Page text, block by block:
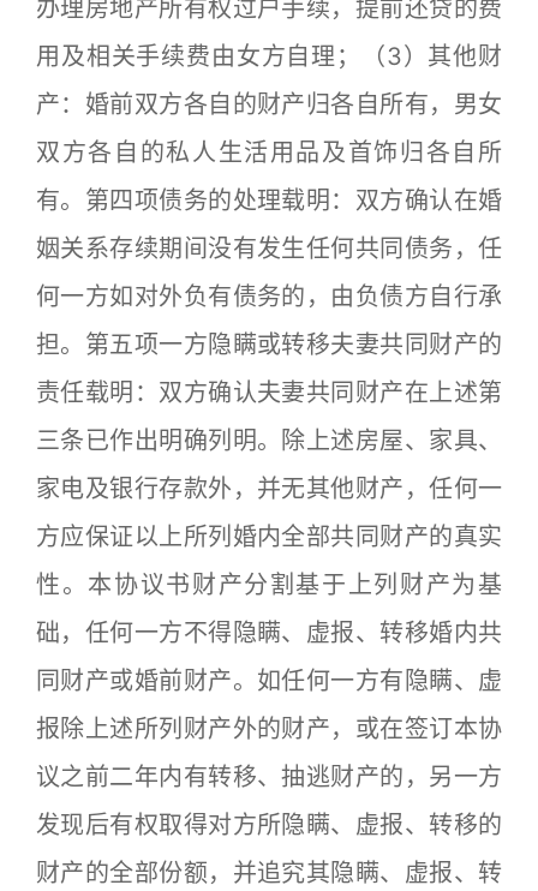
办理房地产所有权过户手续，提前还贷的费
用及相关手续费由女方自理；（3）其他财
产：婚前双方各自的财产归各自所有，男女
双方各自的私人生活用品及首饰归各自所
有。第四项债务的处理载明：双方确认在婚
姻关系存续期间没有发生任何共同债务，任
何一方如对外负有债务的，由负债方自行承
担。第五项一方隐瞒或转移夫妻共同财产的
责任载明：双方确认夫妻共同财产在上述第
三条已作出明确列明。除上述房屋、家具、
家电及银行存款外，并无其他财产，任何一
方应保证以上所列婚内全部共同财产的真实
性。本协议书财产分割基于上列财产为基
础，任何一方不得隐瞒、虚报、转移婚内共
同财产或婚前财产。如任何一方有隐瞒、虚
报除上述所列财产外的财产，或在签订本协
议之前二年内有转移、抽逃财产的，另一方
发现后有权取得对方所隐瞒、虚报、转移的
财产的全部份额，并追究其隐瞒、虚报、转